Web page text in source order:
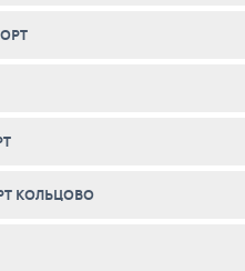
КОЛЬЦОВО